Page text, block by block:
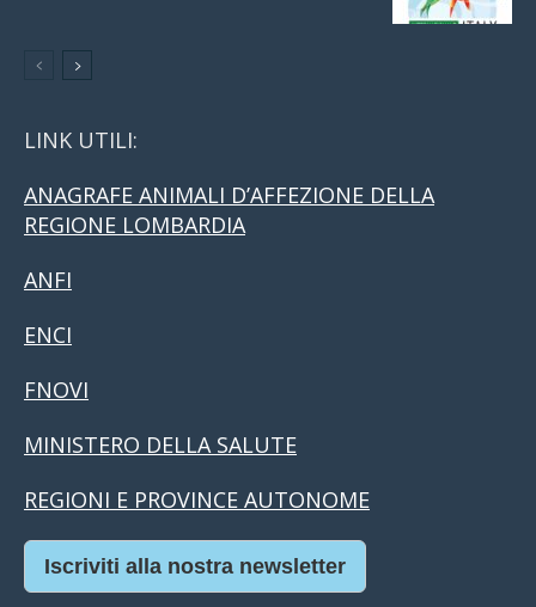
LINK UTILI:
ANAGRAFE ANIMALI D’AFFEZIONE DELLA
REGIONE LOMBARDIA
ANFI
ENCI
FNOVI
MINISTERO DELLA SALUTE
REGIONI E PROVINCE AUTONOME
Iscriviti alla nostra newsletter